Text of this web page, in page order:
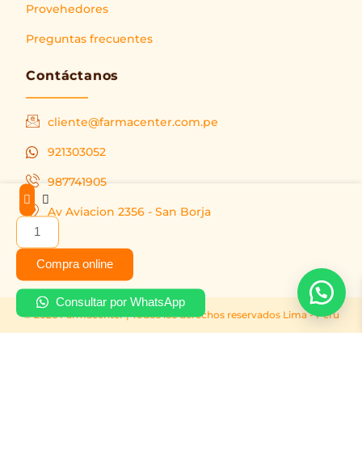
Provehedores
Preguntas frecuentes
Contáctanos
cliente@farmacenter.com.pe
921303052
987741905
Av Aviacion 2356 - San Borja
© 2026 Farmacenter | Todos los derechos reservados Lima - Peru
Ulcerend-
pantoprazol
x
30
Compra online
Consultar por WhatsApp